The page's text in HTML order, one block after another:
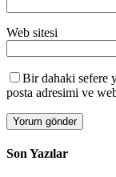
Web sitesi
Bir dahaki sefere
posta adresimi ve
Son Yazılar